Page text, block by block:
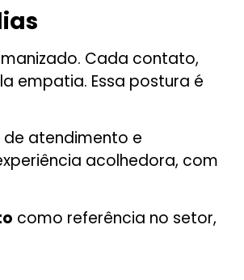
Cada contato,
empatia. Essa postura é
de atendimento e
acolhedora, com
como referência no setor,